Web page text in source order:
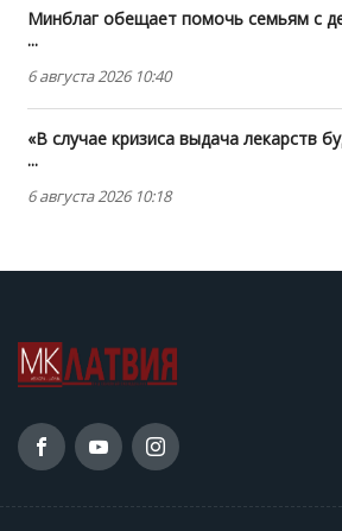
Минблаг обещает помочь семьям с
...
6 августа 2026 10:40
«В случае кризиса выдача лекарств
...
6 августа 2026 10:18